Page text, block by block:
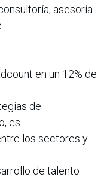
asesoría
en un 12% de
de
es
los sectores y
de talento